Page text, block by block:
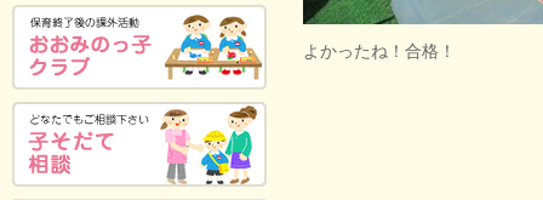
よかったね！合格！